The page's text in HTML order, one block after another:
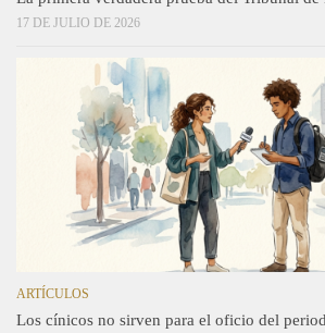
17 DE JULIO DE 2026
ARTÍCULOS
Los cínicos no sirven para el oficio del